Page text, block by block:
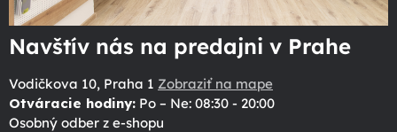
Navštív nás na predajni v Prahe
Vodičkova 10, Praha 1 Zobraziť na mape
Otváracie hodiny: Po – Ne: 08:30 - 20:00
Osobný odber z e-shopu